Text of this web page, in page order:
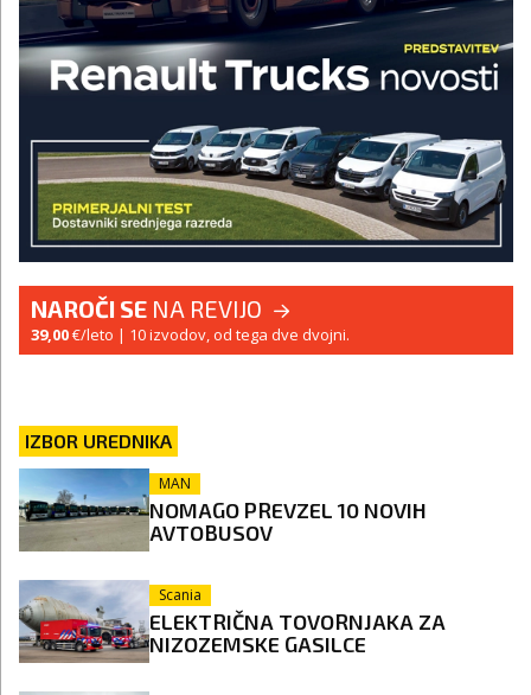
NAROČI SE NA REVIJO
39,00€/leto | 10 izvodov, od tega dve dvojni.
IZBOR UREDNIKA
MAN
NOMAGO PREVZEL 10 NOVIH
AVTOBUSOV
Scania
ELEKTRIČNA TOVORNJAKA ZA
NIZOZEMSKE GASILCE